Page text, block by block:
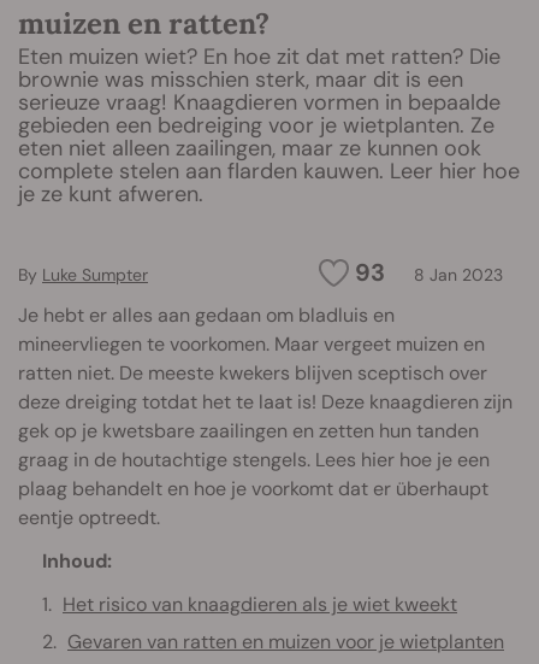
muizen en ratten?
Eten muizen wiet? En hoe zit dat met ratten? Die
brownie was misschien sterk, maar dit is een
serieuze vraag! Knaagdieren vormen in bepaalde
gebieden een bedreiging voor je wietplanten. Ze
eten niet alleen zaailingen, maar ze kunnen ook
complete stelen aan flarden kauwen. Leer hier hoe
je ze kunt afweren.
93 8 Jan 2023
By Luke Sumpter
Je hebt er alles aan gedaan om bladluis en
mineervliegen te voorkomen. Maar vergeet muizen en
ratten niet. De meeste kwekers blijven sceptisch over
deze dreiging totdat het te laat is! Deze knaagdieren zijn
gek op je kwetsbare zaailingen en zetten hun tanden
graag in de houtachtige stengels. Lees hier hoe je een
plaag behandelt en hoe je voorkomt dat er überhaupt
eentje optreedt.
Inhoud:
Het risico van knaagdieren als je wiet kweekt
Gevaren van ratten en muizen voor je wietplanten